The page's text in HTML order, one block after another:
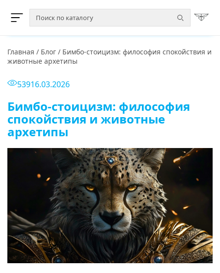
Главная / Блог / Бимбо-стоицизм: философия спокойствия и
животные архетипы
53916.03.2026
Бимбо-стоицизм: философия
спокойствия и животные
архетипы